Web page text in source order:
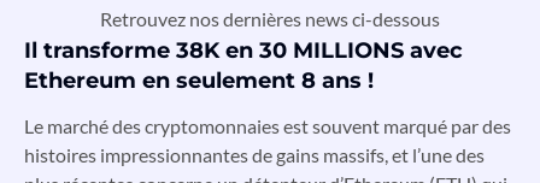
Retrouvez nos dernières news ci-dessous
Il transforme 38K en 30 MILLIONS avec
Ethereum en seulement 8 ans !
Le marché des cryptomonnaies est souvent marqué par des
histoires impressionnantes de gains massifs, et l’une des